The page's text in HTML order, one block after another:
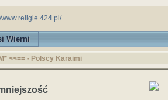
Wierni
<<== - Polscy Karaimi